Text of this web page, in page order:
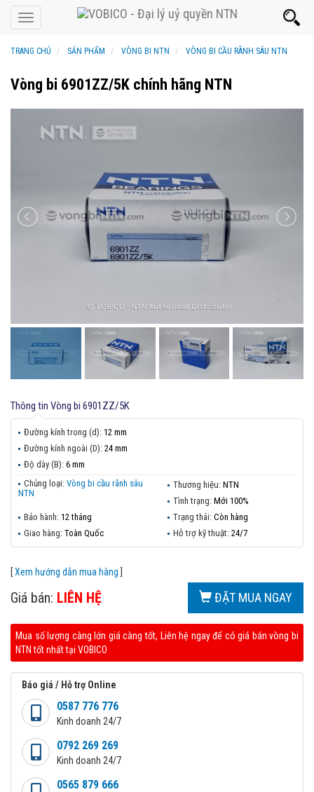
Toggle
navigation
TRANG CHỦ SẢN PHẨM VÒNG BI NTN VÒNG BI CẦU RÃNH SÂU NTN
Vòng bi 6901ZZ/5K chính hãng NTN
Thông tin Vòng bi 6901ZZ/5K
Đường kính trong (d): 12 mm
Đường kính ngoài (D): 24 mm
Độ dày (B): 6 mm
Chủng loại: Vòng bi cầu rãnh sâu
NTN
Thương hiệu: NTN
Tình trạng: Mới 100%
Bảo hành: 12 tháng Trạng thái: Còn hàng
Giao hàng: Toàn Quốc Hỗ trợ kỹ thuật: 24/7
[Xem hướng dẫn mua hàng
Giá bán: LIÊN HỆ ĐẶT MUA NGAY
Mua số lượng càng lớn giá càng tốt, Liên hệ ngay để có giá bán vòng bi
NTN tốt nhất tại VOBICO
Báo giá / Hỗ trợ Online
0587 776 776
Kinh doanh 24/7
0792 269 269
Kinh doanh 24/7
0565 879 666